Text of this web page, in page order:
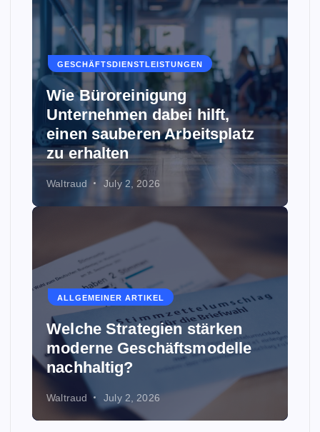
GESCHÄFTSDIENSTLEISTUNGEN
Wie Büroreinigung
Unternehmen dabei hilft,
einen sauberen Arbeitsplatz
zu erhalten
Waltraud July 2, 2026
ALLGEMEINER ARTIKEL
Welche Strategien stärken
moderne Geschäftsmodelle
nachhaltig?
Waltraud July 2, 2026